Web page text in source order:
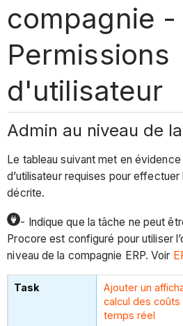
compagnie -
Permissions
d'utilisateur
Admin au niveau de
Le tableau suivant met en
d’utilisateur requises pour effectuer
décrite.
- Indique que la tâche ne peut
Procore est configuré pour utiliser
niveau de la compagnie ERP. Voir
Ajouter un
calcul des
temps réel